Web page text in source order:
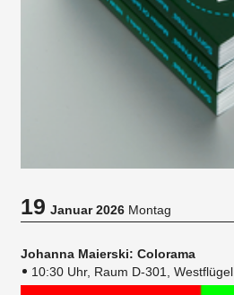
19Januar 2026 Montag
Johanna Maierski: Colorama
10:30 Uhr, Raum D-301, Westflügel